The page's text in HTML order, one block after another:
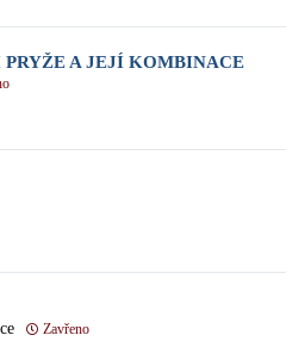
A JEJÍ KOMBINACE
Zavřeno